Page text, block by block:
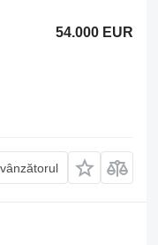
54.000 EUR